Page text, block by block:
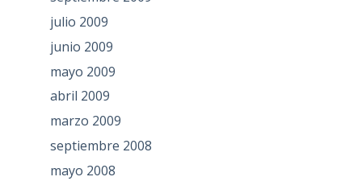
julio 2009
junio 2009
mayo 2009
abril 2009
marzo 2009
septiembre 2008
mayo 2008